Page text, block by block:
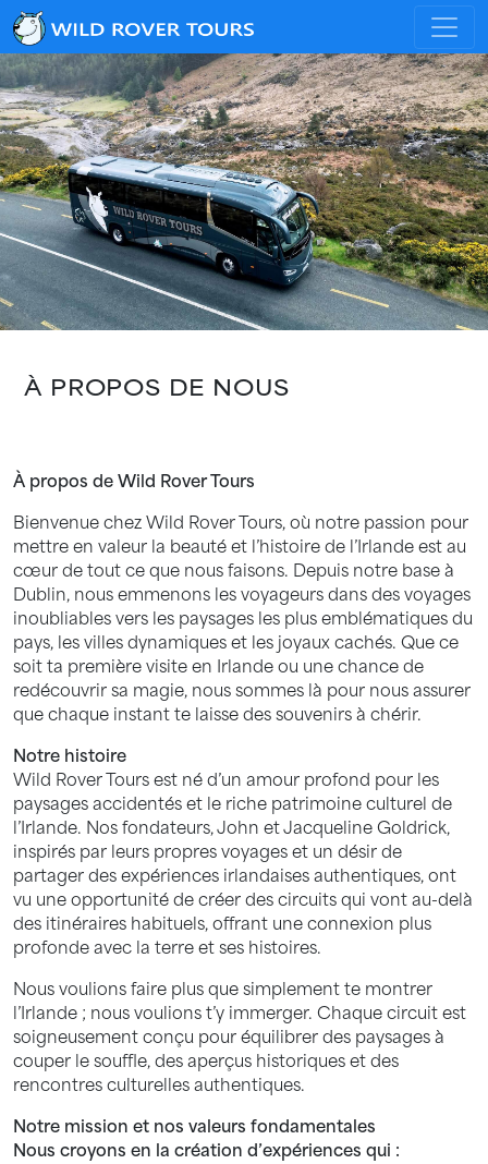
À PROPOS DE NOUS
À propos de Wild Rover Tours
Bienvenue chez Wild Rover Tours, où notre passion pour
mettre en valeur la beauté et l’histoire de l’Irlande est au
cœur de tout ce que nous faisons. Depuis notre base à
Dublin, nous emmenons les voyageurs dans des voyages
inoubliables vers les paysages les plus emblématiques du
pays, les villes dynamiques et les joyaux cachés. Que ce
soit ta première visite en Irlande ou une chance de
redécouvrir sa magie, nous sommes là pour nous assurer
que chaque instant te laisse des souvenirs à chérir.
Notre histoire
Wild Rover Tours est né d’un amour profond pour les
paysages accidentés et le riche patrimoine culturel de
l’Irlande. Nos fondateurs, John et Jacqueline Goldrick,
inspirés par leurs propres voyages et un désir de
partager des expériences irlandaises authentiques, ont
vu une opportunité de créer des circuits qui vont au-delà
des itinéraires habituels, offrant une connexion plus
profonde avec la terre et ses histoires.
Nous voulions faire plus que simplement te montrer
l’Irlande ; nous voulions t’y immerger. Chaque circuit est
soigneusement conçu pour équilibrer des paysages à
couper le souffle, des aperçus historiques et des
rencontres culturelles authentiques.
Notre mission et nos valeurs fondamentales
Nous croyons en la création d’expériences qui :